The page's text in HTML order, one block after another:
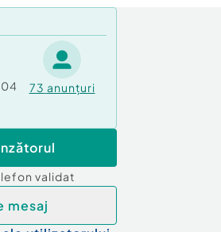
73 anunțuri
validat
mesaj